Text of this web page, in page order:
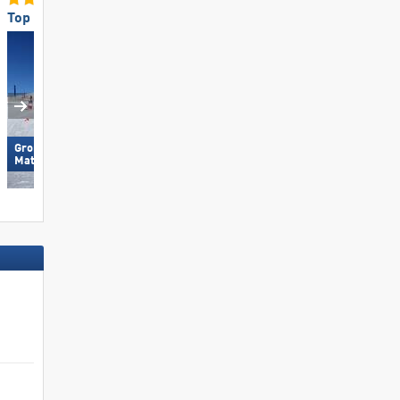
Top voor gezinnen
Großglockner Resort Kals-
Matrei